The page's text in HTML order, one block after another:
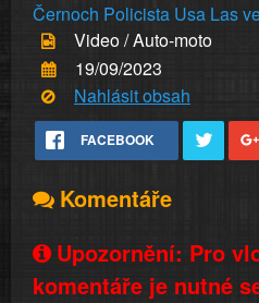
Černoch Policista Usa Las
Video / Auto-moto
19/09/2023
Nahlásit obsah
FACEBOOK
Komentáře
Upozornění: Pro
komentáře je nutné